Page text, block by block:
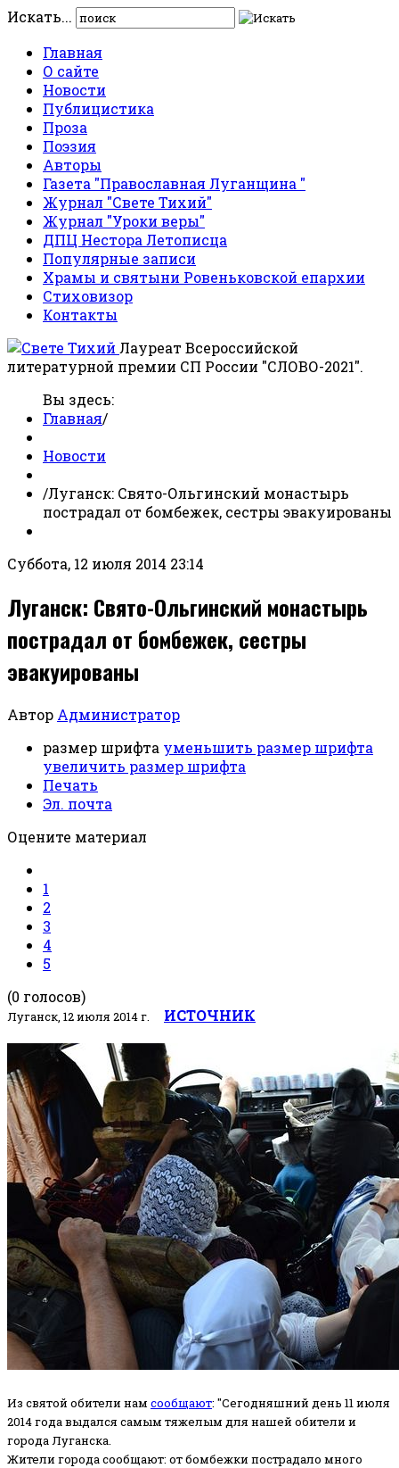
Искать...
Главная
О сайте
Новости
Публицистика
Проза
Поэзия
Авторы
Газета "Православная Луганщина "
Журнал "Свете Тихий"
Журнал "Уроки веры"
ДПЦ Нестора Летописца
Популярные записи
Храмы и святыни Ровеньковской епархии
Стиховизор
Контакты
Лауреат Всероссийской
литературной премии СП России "СЛОВО-2021".
Вы здесь:
Главная/
Новости
/Луганск: Свято-Ольгинский монастырь
пострадал от бомбежек, сестры эвакуированы
Суббота, 12 июля 2014 23:14
Луганск: Свято-Ольгинский монастырь
пострадал от бомбежек, сестры
эвакуированы
Автор Администратор
размер шрифта уменьшить размер шрифта
увеличить размер шрифта
Печать
Эл. почта
Оцените материал
1
2
3
4
5
(0 голосов)
Луганск, 12 июля 2014 г. ИСТОЧНИК
Из святой обители нам сообщают: "Сегодняшний день 11 июля
2014 года выдался самым тяжелым для нашей обители и
города Луганска.
Жители города сообщают: от бомбежки пострадало много